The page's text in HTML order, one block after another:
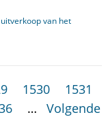
van het
1530
1531
…
Volgende